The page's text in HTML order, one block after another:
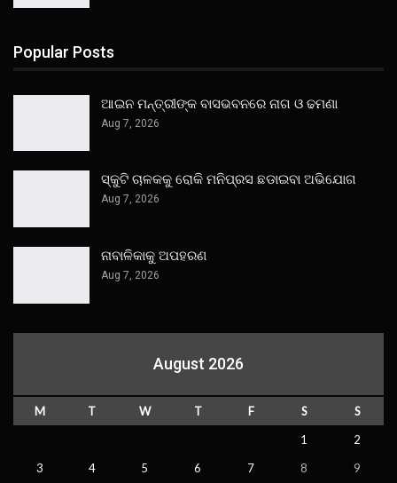
Popular Posts
ଆଇନ ମନ୍ତ୍ରୀଙ୍କ ବାସଭବନରେ ନାଗ ଓ ଢମଣା
Aug 7, 2026
ସ୍କୁଟି ଚାଳକକୁ ରୋକି ମନିପ୍ରସ ଛଡାଇବା ଅଭିଯୋଗ
Aug 7, 2026
ନାବାଳିକାକୁ ଅପହରଣ
Aug 7, 2026
August 2026
M T W T F S
S
1
2
3
4 5 6 7 8 9